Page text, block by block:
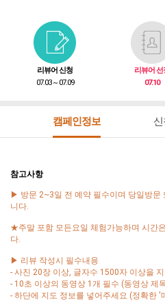
리뷰어 신청
07.03 ~ 07.09
리뷰어 선
07.10
캠페인정보
참고사항
▶ 방문 2~3일 전 예약 필수이며 당일방문
니다.
★주말 포함 모든요일 체험가능하며 시간
다.
▶ 리뷰 작성시 필수내용
- 사진 20장 이상, 글자수 1500자 이상을
- 10초 이상의 동영상 1개 필수 (동영상 제
- 하단에 지도 정보를 넣어주세요 (정확한 '